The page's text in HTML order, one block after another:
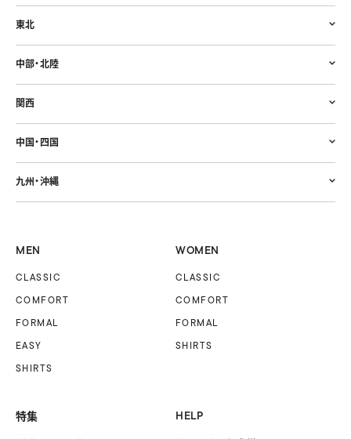
東北
中部・北陸
関西
中国・四国
九州・沖縄
MEN
CLASSIC
COMFORT
FORMAL
EASY
SHIRTS
WOMEN
CLASSIC
COMFORT
FORMAL
SHIRTS
特集 HELP